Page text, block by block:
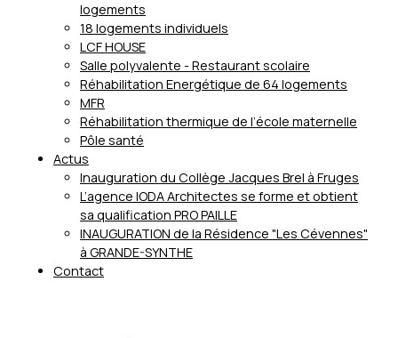
logements
18 logements individuels
LCF HOUSE
Salle polyvalente - Restaurant scolaire
Réhabilitation Energétique de 64 logements
MFR
Réhabilitation thermique de l’école maternelle
Pôle santé
Actus
Inauguration du Collège Jacques Brel à Fruges
L’agence IODA Architectes se forme et obtient
sa qualification PRO PAILLE
INAUGURATION de la Résidence "Les Cévennes"
à GRANDE-SYNTHE
Contact